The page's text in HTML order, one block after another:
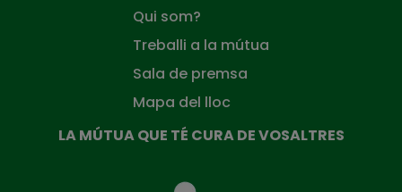
Qui som?
Treballi a la mútua
Sala de premsa
Mapa del lloc
LA MÚTUA QUE TÉ CURA DE VOSALTRES